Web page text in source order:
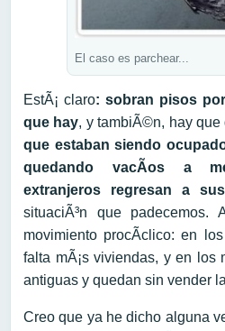
El caso es parchear...
EstÃ¡ claro: sobran pisos
que hay, y tambiÃ©n, hay que
que estaban siendo
quedando vacÃ­os a
extranjeros regresan a
situaciÃ³n que
movimiento procÃ­clico: en
falta mÃ¡s viviendas, y en los
antiguas y quedan sin vender
Creo que ya he dicho alguna